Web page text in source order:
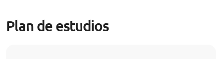
Plan de estudios